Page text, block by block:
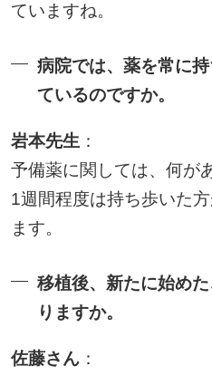
ていますね。
病院では、薬を常に
ているのですか。
岩本先生 ：
予備薬に関しては、何が
1週間程度は持ち歩いた
ます。
移植後、新たに始め
りますか。
佐藤さん：